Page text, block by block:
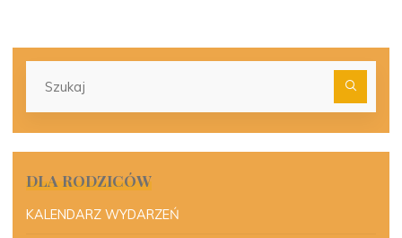
DLA RODZICÓW
KALENDARZ WYDARZEŃ